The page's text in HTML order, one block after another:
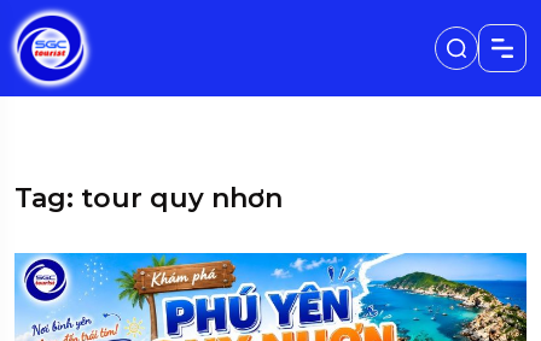
Tag: tour quy nhơn